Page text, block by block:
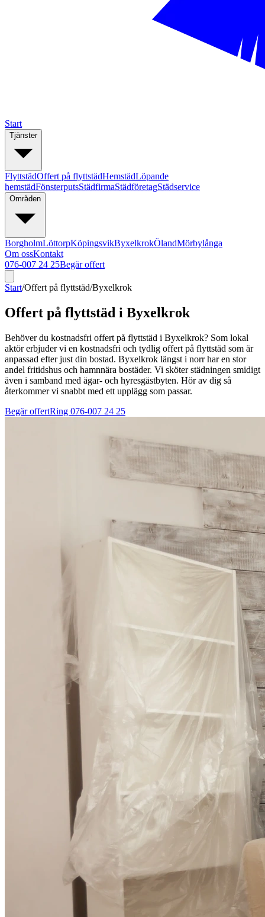
Start
Tjänster
FlyttstädOffert på flyttstädHemstädLöpande
hemstädFönsterputsStädfirmaStädföretagStädservice
Områden
BorgholmLöttorpKöpingsvikByxelkrokÖlandMörbylånga
Om ossKontakt
076-007 24 25Begär offert
Start/Offert på flyttstäd/Byxelkrok
Offert på flyttstäd i Byxelkrok
Behöver du kostnadsfri offert på flyttstäd i Byxelkrok? Som lokal
aktör erbjuder vi en kostnadsfri och tydlig offert på flyttstäd som är
anpassad efter just din bostad. Byxelkrok längst i norr har en stor
andel fritidshus och hamnnära bostäder. Vi sköter städningen smidigt
även i samband med ägar- och hyresgästbyten. Hör av dig så
återkommer vi snabbt med ett upplägg som passar.
Begär offertRing 076-007 24 25